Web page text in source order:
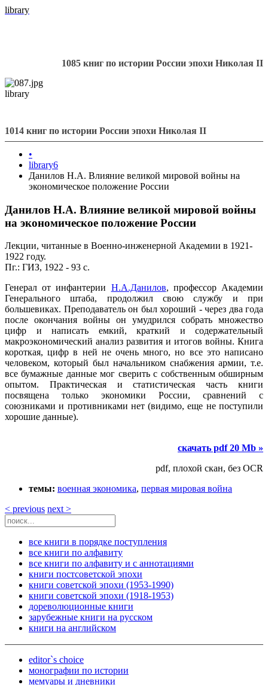
library
1085 книг по истории России эпохи Николая II
library
1014 книг по истории России эпохи Николая II
•
library6
Данилов Н.А. Влияние великой мировой войны на
экономическое положение России
Данилов Н.А. Влияние великой мировой войны
на экономическое положение России
Лекции, читанные в Военно-инженерной Академии в 1921-
1922 году.
Пг.: ГИЗ, 1922 - 93 с.
Генерал от инфантерии Н.А.Данилов, профессор Академии
Генерального штаба, продолжил свою службу и при
большевиках. Преподаватель он был хороший - через два года
после окончания войны он умудрился собрать множество
цифр и написать емкий, краткий и содержательный
макроэкономический анализ развития и итогов войны. Книга
короткая, цифр в ней не очень много, но все это написано
человеком, который был начальником снабжения армии, т.е.
все бумажные данные мог сверить с собственным обширным
опытом. Практическая и статистическая часть книги
посвящена только экономики России, сравнений с
союзниками и противниками нет (видимо, еще не поступили
хорошие данные).
скачать pdf 20 Mb »
pdf, плохой скан, без OCR
темы: военная экономика, первая мировая война
< previous next >
все книги в порядке поступления
все книги по алфавиту
все книги по алфавиту и с аннотациями
книги постсоветской эпохи
книги советской эпохи (1953-1990)
книги советской эпохи (1918-1953)
дореволюционные книги
зарубежные книги на русском
книги на английском
editor`s choice
монографии по истории
мемуары и дневники